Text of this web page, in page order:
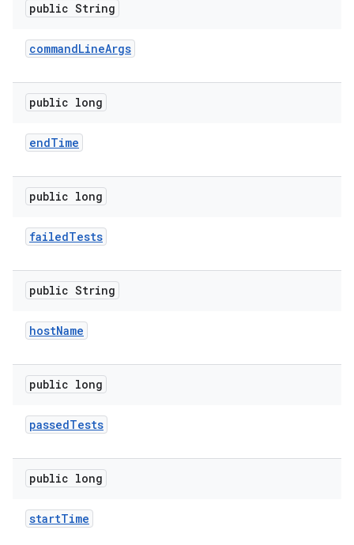
public String
commandLineArgs
public long
endTime
public long
failedTests
public String
hostName
public long
passedTests
public long
startTime